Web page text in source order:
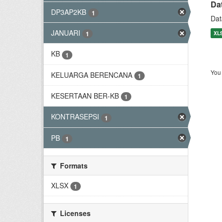
DP3AP2KB 1
JANUARI 1
KB 1
KELUARGA BERENCANA 1
KESERTAAN BER-KB 1
KONTRASEPSI 1
PB 1
Formats
XLSX
1
Licenses